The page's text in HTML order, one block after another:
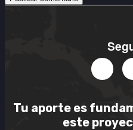
Tu aporte es
este